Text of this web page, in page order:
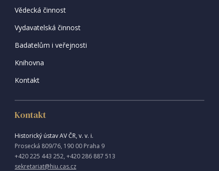
Vědecká činnost
Vydavatelská činnost
Badatelům i veřejnosti
Knihovna
Kontakt
Kontakt
Historický ústav AV ČR, v. v. i.
Prosecká 809/76, 190 00 Praha 9
+420 225 443 252, +420 286 887 513
sekretariat@hiu.cas.cz